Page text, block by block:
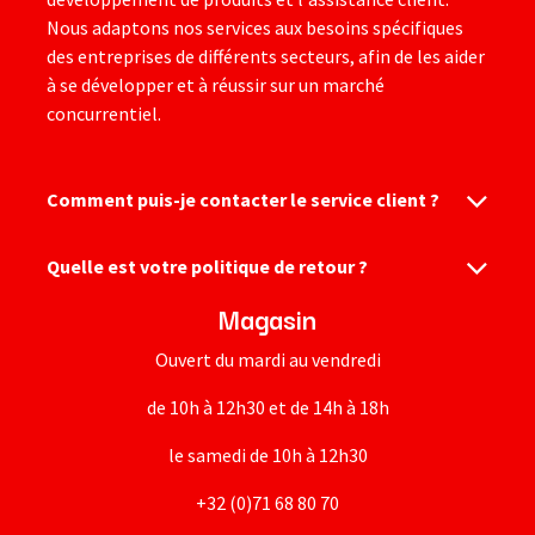
Nous adaptons nos services aux besoins spécifiques
des entreprises de différents secteurs, afin de les aider
à se développer et à réussir sur un marché
concurrentiel.
Comment puis-je contacter le service client ?
Quelle est votre politique de retour ?
Magasin
Ouvert du mardi au vendredi
de 10h à 12h30 et de 14h à 18h
le samedi de 10h à 12h30
+32 (0)71 68 80 70